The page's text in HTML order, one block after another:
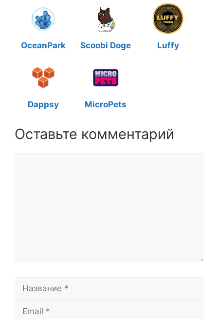
OceanPark Scoobi Doge Luffy
Dappsy MicroPets
Оставьте комментарий
Название
Email